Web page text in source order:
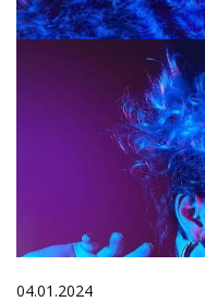
04.01.2024